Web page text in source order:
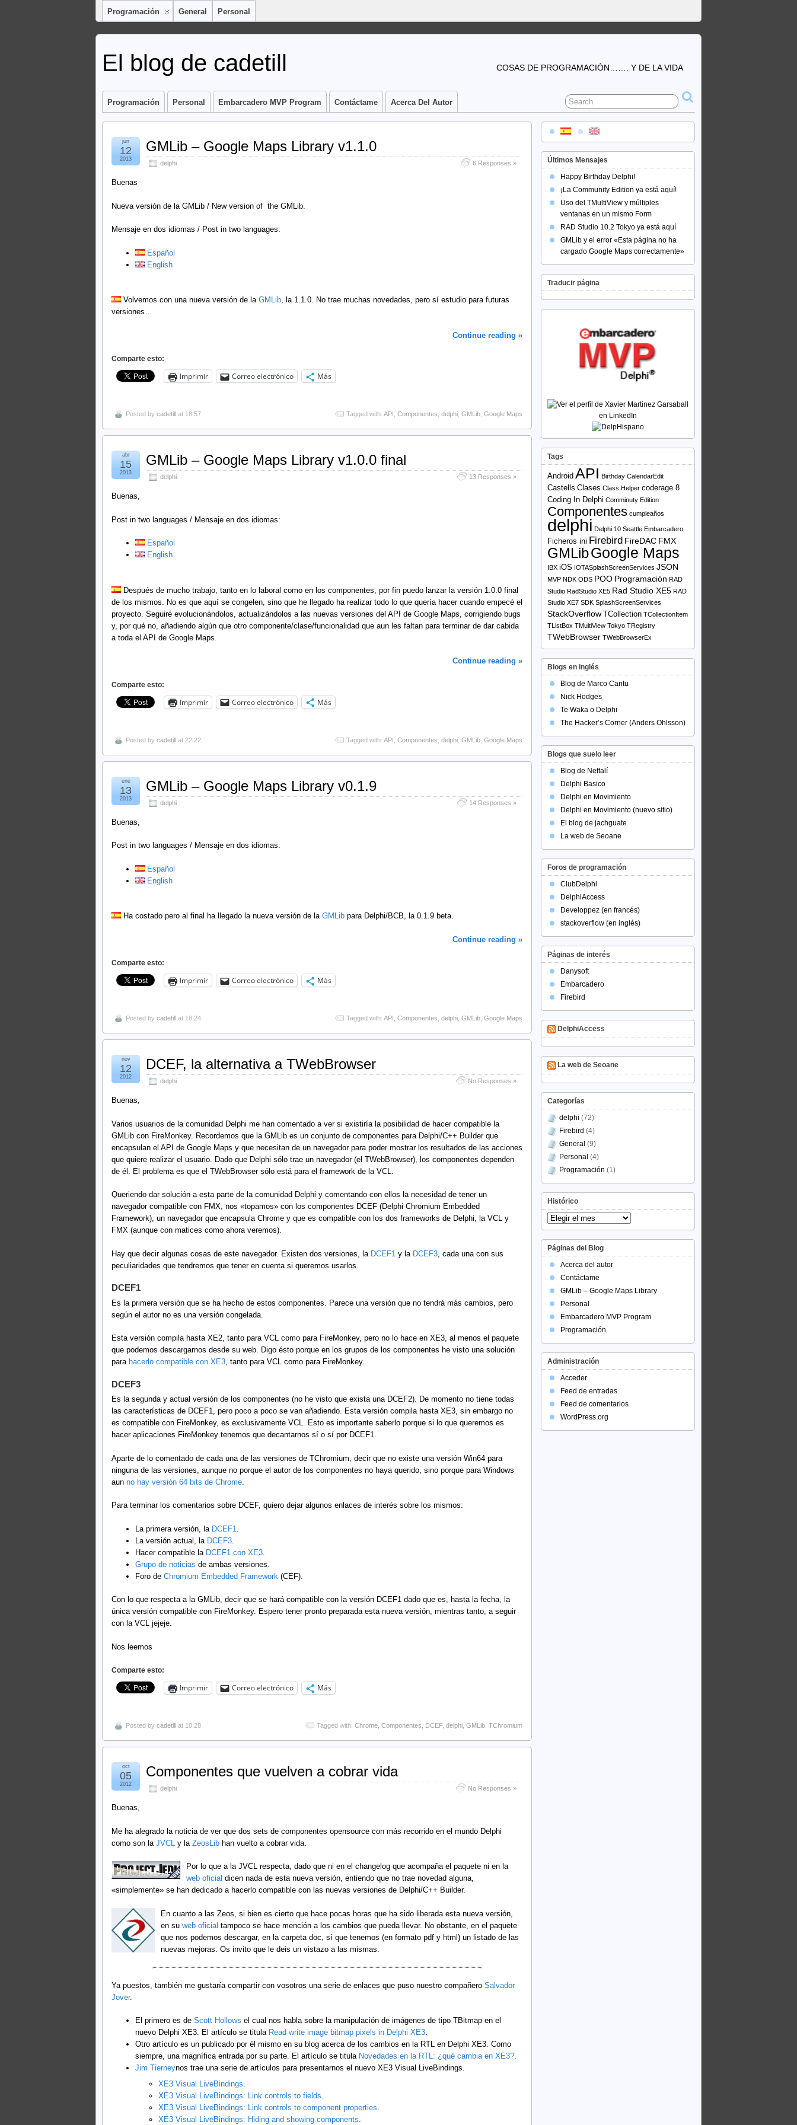
Programación General Personal
El blog de cadetill COSAS DE PROGRAMACIÓN……. Y DE LA VIDA
Programación Personal Embarcadero MVP Program Contáctame Acerca Del Autor
GMLib – Google Maps Library v1.1.0
delphi 6 Responses »
jun
12
2013
Buenas
Nueva versión de la GMLib / New version of the GMLib.
Mensaje en dos idiomas / Post in two languages:
Español
English
Volvemos con una nueva versión de la GMLib, la 1.1.0. No trae muchas novedades, pero sí estudio para futuras
versiones…
Continue reading »
Comparte esto:
Imprimir Correo electrónico Más
Posted by cadetill at 18:57 Tagged with: API Componentes delphi GMLib Google Maps
GMLib – Google Maps Library v1.0.0 final
delphi 13 Responses »
abr
15
2013
Buenas,
Post in two languages / Mensaje en dos idiomas:
Español
English
Después de mucho trabajo, tanto en lo laboral como en los componentes, por fin puedo lanzar la versión 1.0.0 final
de los mismos. No es que aquí se congelen, sino que he llegado ha realizar todo lo que quería hacer cuando empecé el
proyecto. Seguiré evolucionándolos, actualizándolos a las nuevas versiones del API de Google Maps, corrigiendo bugs
y, por qué no, añadiendo algún que otro componente/clase/funcionalidad que aun les faltan para terminar de dar cabida
a toda el API de Google Maps.
Continue reading »
Comparte esto:
Imprimir Correo electrónico Más
Posted by cadetill at 22:22 Tagged with: API Componentes delphi GMLib Google Maps
GMLib – Google Maps Library v0.1.9
delphi 14 Responses »
ene
13
2013
Buenas,
Post in two languages / Mensaje en dos idiomas:
Español
English
Ha costado pero al final ha llegado la nueva versión de la GMLib para Delphi/BCB, la 0.1.9 beta.
Continue reading »
Comparte esto:
Imprimir Correo electrónico Más
Posted by cadetill at 18:24 Tagged with: API Componentes delphi GMLib Google Maps
DCEF, la alternativa a TWebBrowser
delphi No Responses »
nov
12
2012
Buenas,
Varios usuarios de la comunidad Delphi me han comentado a ver si existiría la posibilidad de hacer compatible la
GMLib con FireMonkey. Recordemos que la GMLib es un conjunto de componentes para Delphi/C++ Builder que
encapsulan el API de Google Maps y que necesitan de un navegador para poder mostrar los resultados de las acciones
que quiere realizar el usuario. Dado que Delphi sólo trae un navegador (el TWebBrowser), los componentes dependen
de él. El problema es que el TWebBrowser sólo está para el framework de la VCL.
Queriendo dar solución a esta parte de la comunidad Delphi y comentando con ellos la necesidad de tener un
navegador compatible con FMX, nos «topamos» con los componentes DCEF (Delphi Chromium Embedded
Framework), un navegador que encapsula Chrome y que es compatible con los dos frameworks de Delphi, la VCL y
FMX (aunque con matices como ahora veremos).
Hay que decir algunas cosas de este navegador. Existen dos versiones, la DCEF1 y la DCEF3 , cada una con sus
peculiaridades que tendremos que tener en cuenta si queremos usarlos.
DCEF1
Es la primera versión que se ha hecho de estos componentes. Parece una versión que no tendrá más cambios, pero
según el autor no es una versión congelada.
Esta versión compila hasta XE2, tanto para VCL como para FireMonkey, pero no lo hace en XE3, al menos el paquete
que podemos descargarnos desde su web. Digo ésto porque en los grupos de los componentes he visto una solución
para hacerlo compatible con XE3, tanto para VCL como para FireMonkey.
DCEF3
Es la segunda y actual versión de los componentes (no he visto que exista una DCEF2). De momento no tiene todas
las características de DCEF1, pero poco a poco se van añadiendo. Esta versión compila hasta XE3, sin embargo no
es compatible con FireMonkey, es exclusivamente VCL. Esto es importante saberlo porque si lo que queremos es
hacer aplicaciones FireMonkey tenemos que decantarnos sí o sí por DCEF1.
Aparte de lo comentado de cada una de las versiones de TChromium, decir que no existe una versión Win64 para
ninguna de las versiones, aunque no porque el autor de los componentes no haya querido, sino porque para Windows
aun no hay versión 64 bits de Chrome
Para terminar los comentarios sobre DCEF, quiero dejar algunos enlaces de interés sobre los mismos:
La primera versión, la DCEF1
La versión actual, la DCEF3.
Hacer compatible la DCEF1 con XE3.
Grupo de noticias de ambas versiones.
Foro de Chromium Embedded Framework (CEF).
Con lo que respecta a la GMLib, decir que se hará compatible con la versión DCEF1 dado que es, hasta la fecha, la
única versión compatible con FireMonkey. Espero tener pronto preparada esta nueva versión, mientras tanto, a seguir
con la VCL jejeje.
Nos leemos
Comparte esto:
Imprimir Correo electrónico Más
Posted by cadetill at 10:28 Tagged with: Chrome Componentes DCEF, delphi GMLib TChromium
Componentes que vuelven a cobrar vida
delphi No Responses »
oct
05
2012
Buenas,
Me ha alegrado la noticia de ver que dos sets de componentes opensource con más recorrido en el mundo Delphi
como son la JVCL y la ZeosLib han vuelto a cobrar vida.
Por lo que a la JVCL respecta, dado que ni en el changelog que acompaña el paquete ni en la
web oficial dicen nada de esta nueva versión, entiendo que no trae novedad alguna,
«simplemente» se han dedicado a hacerlo compatible con las nuevas versiones de Delphi/C++ Builder.
En cuanto a las Zeos, si bien es cierto que hace pocas horas que ha sido liberada esta nueva versión,
en su web oficial tampoco se hace mención a los cambios que pueda llevar. No obstante, en el paquete
que nos podemos descargar, en la carpeta doc, sí que tenemos (en formato pdf y html) un listado de las
nuevas mejoras. Os invito que le deis un vistazo a las mismas.
Ya puestos, también me gustaría compartir con vosotros una serie de enlaces que puso nuestro compañero Salvador
Jover.
El primero es de Scott Hollows el cual nos habla sobre la manipulación de imágenes de tipo TBitmap en el
nuevo Delphi XE3. El artículo se titula Read write image bitmap pixels in Delphi XE3.
Otro artículo es un publicado por él mismo en su blog acerca de los cambios en la RTL en Delphi XE3. Como
siempre, una magnífica entrada por su parte. El artículo se titula Novedades en la RTL: ¿qué cambia en XE3?.
Jim Tierneynos trae una serie de artículos para presentarnos el nuevo XE3 Visual LiveBindings.
XE3 Visual LiveBindings
XE3 Visual LiveBindings: Link controls to fields
XE3 Visual LiveBindings: Link controls to component properties
XE3 Visual LiveBindings: Hiding and showing components
Últimos Mensajes
Happy Birthday Delphi!
¡La Community Edition ya está aquí!
Uso del TMultiView y múltiples
ventanas en un mismo Form
RAD Studio 10.2 Tokyo ya está aquí
GMLib y el error «Esta página no ha
cargado Google Maps correctamente»
Traducir página
Tags
Android API Birthday CalendarEdit
Castells Clases Class Helper coderage 8
Coding In Delphi Comminuty Edition
Componentes cumpleaños
delphi Delphi 10 Seattle Embarcadero
Ficheros ini Firebird FireDAC FMX
GMLibGoogle Maps
IBX iOS IOTASplashScreenServices JSON
MVP NDK ODS POO Programación RAD
Studio RadStudio XE5 Rad Studio XE5 RAD
Studio XE7 SDK SplashScreenServices
StackOverflow TCollection TCollectionItem
TListBox TMultiView Tokyo TRegistry
TWebBrowser TWebBrowserEx
Blogs en inglés
Blog de Marco Cantu
Nick Hodges
Te Waka o Delphi
The Hacker’s Corner (Anders Ohlsson)
Blogs que suelo leer
Blog de Neftalí
Delphi Basico
Delphi en Movimiento
Delphi en Movimiento (nuevo sitio)
El blog de jachguate
La web de Seoane
Foros de programación
ClubDelphi
DelphiAccess
Developpez (en francés)
stackoverflow (en inglés)
Páginas de interés
Danysoft
Embarcadero
Firebird
DelphiAccess
La web de Seoane
Categorías
delphi (72)
Firebird (4)
General (9)
Personal (4)
Programación (1)
Histórico
Histórico
Páginas del Blog
Acerca del autor
Contáctame
GMLib – Google Maps Library
Personal
Embarcadero MVP Program
Programación
Administración
Acceder
Feed de entradas
Feed de comentarios
WordPress.org